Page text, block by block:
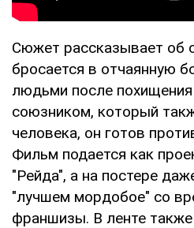
Сюжет рассказывает об
бросается в отчаянную
людьми после
союзником, который
человека, он готов
Фильм подается как
"Рейда", а на постере
"лучшем мордобое" со
франшизы. В ленте